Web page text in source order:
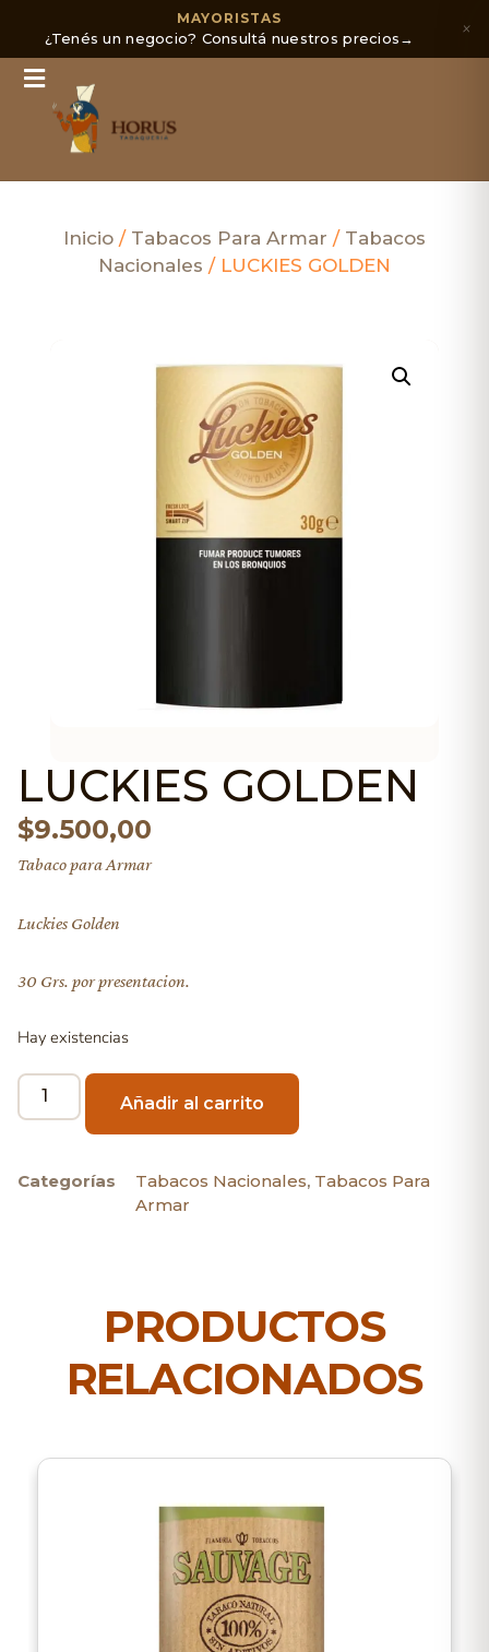
MAYORISTAS
¿Tenés un negocio? Consultá nuestros precios→ ×
Inicio / Tabacos Para Armar / Tabacos
Nacionales / LUCKIES GOLDEN
LUCKIES GOLDEN
$9.500,00
Tabaco para Armar
Luckies Golden
30 Grs. por presentacion.
Hay existencias
Añadir al carrito
Categorías Tabacos Nacionales, Tabacos Para
Armar
PRODUCTOS
RELACIONADOS